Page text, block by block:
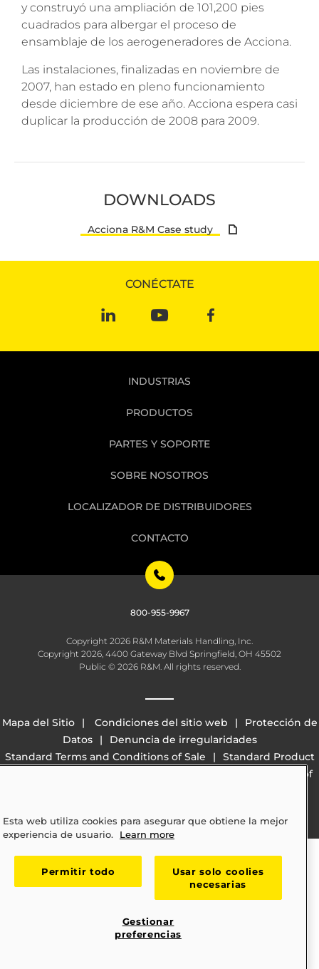
y construyó una ampliación de 101,200 pies
cuadrados para albergar el proceso de
ensamblaje de los aerogeneradores de Acciona.
Las instalaciones, finalizadas en noviembre de
2007, han estado en pleno funcionamiento
desde diciembre de ese año. Acciona espera casi
duplicar la producción de 2008 para 2009.
DOWNLOADS
Acciona R&M Case study
CONÉCTATE
INDUSTRIAS
PRODUCTOS
PARTES Y SOPORTE
SOBRE NOSOTROS
LOCALIZADOR DE DISTRIBUIDORES
CONTACTO
800-955-9967
Copyright 2026 R&M Materials Handling, Inc.
Copyright 2026, 4400 Gateway Blvd Springfield, OH 45502
Public © 2026 R&M. All rights reserved.
Mapa del Sitio Condiciones del sitio web
Protección de
Datos
Denuncia de irregularidades
Standard Terms and Conditions of Sale
Standard Product
California Transparency in Supply Chains Act of
Esta web utiliza cookies para asegurar que obtiene la mejor
experiencia de usuario.
Learn more
Permitir todo
Usar solo coolies
necesarias
Gestionar
preferencias